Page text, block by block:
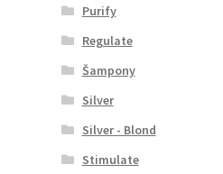
Purify
Regulate
Šampony
Silver
Silver - Blond
Stimulate